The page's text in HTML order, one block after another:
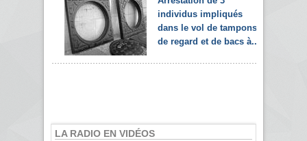
individus impliqués
dans le vol de tampons
de regard et de bacs à...
LA RADIO EN VIDÉOS